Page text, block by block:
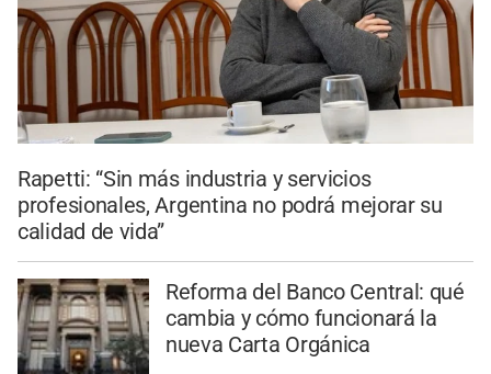
Rapetti: “Sin más industria y servicios
profesionales, Argentina no podrá mejorar su
calidad de vida”
Reforma del Banco Central: qué
cambia y cómo funcionará la
nueva Carta Orgánica